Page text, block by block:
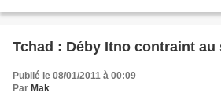
PERSONNAGES HORRIBLES ? 1/ AHAMAT...
Tchad : Déby Itno contraint au
Publié le 08/01/2011 à 00:09
Par Mak